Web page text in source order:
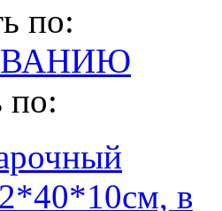
по:
по: